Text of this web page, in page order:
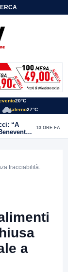
20°C
Salerno27°C
“A
13 ORE FA
tracciabilità:
a